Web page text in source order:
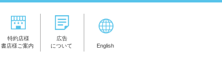
特約店様
書店様ご案内
広告
について
English